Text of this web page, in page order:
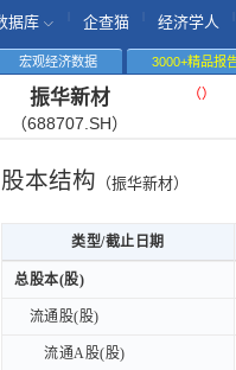
据库 企查猫 经济学人
宏观经济数据 3000+精品报
振华新材
（688707.SH）
（）
股本结构 （振华新材）
类型/截止日期
类型/截止日期
总股本(股)
流通股(股)
流通A股(股)
类型/截止日期
总股本(股)
流通股(股)
流通A股(股)